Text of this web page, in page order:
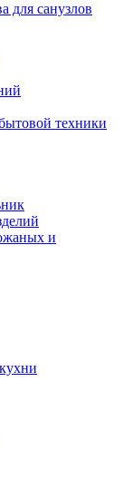
для санузлов
техники
и